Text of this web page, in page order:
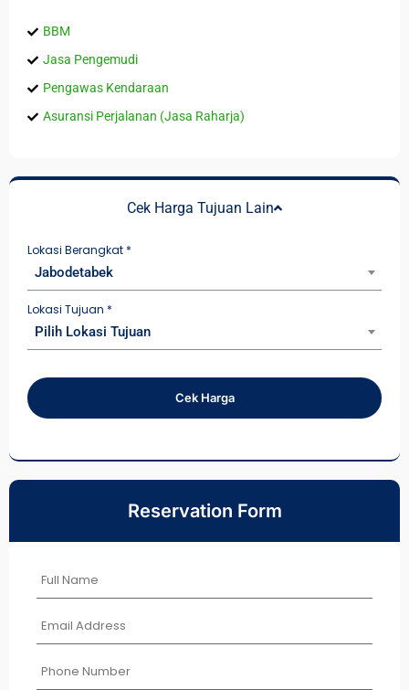
BBM
Jasa Pengemudi
Pengawas Kendaraan
Asuransi Perjalanan (Jasa Raharja)
Cek Harga Tujuan Lain
Lokasi Berangkat *
Jabodetabek
Lokasi Tujuan *
Pilih Lokasi Tujuan
Cek Harga
Reservation Form